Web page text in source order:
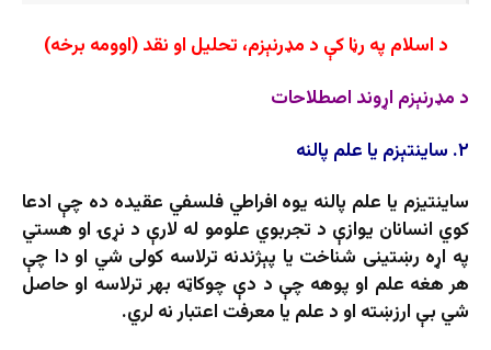
د اسلام په رڼا کې د مډرنېزم، تحلیل او نقد(اوومه برخه)
د مډرنېزم اړوند اصطلاحات
۲. ساینتېزم یا علم پالنه
ساينتیزم یا علم پالنه يوه افراطي فلسفي عقيده ده چې ادعا
کوي انسانان يوازې د تجربوي علومو له لارې د نړۍ او هستي
په اړه رښتينی شناخت یا پېژندنه ترلاسه کولی شي او دا چې
هر هغه علم او پوهه چې د دې چوکاټه بهر ترلاسه او حاصل
شي بې ارزښته او د علم یا معرفت اعتبار نه لري.